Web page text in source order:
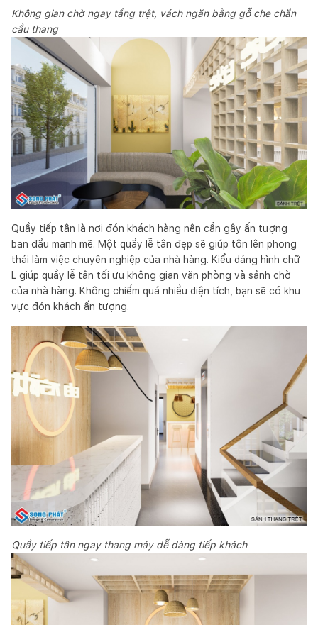
Không gian chờ ngay tầng trệt, vách ngăn bằng gỗ che chắn
cầu thang
Quầy tiếp tân là nơi đón khách hàng nên cần gây ấn tượng
ban đầu mạnh mẽ. Một quầy lễ tân đẹp sẽ giúp tôn lên phong
thái làm việc chuyên nghiệp của nhà hàng. Kiểu dáng hình chữ
L giúp quầy lễ tân tối ưu không gian văn phòng và sảnh chờ
của nhà hàng. Không chiếm quá nhiều diện tích, bạn sẽ có khu
vực đón khách ấn tượng.
Quầy tiếp tân ngay thang máy dễ dàng tiếp khách